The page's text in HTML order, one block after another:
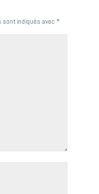
sont indiqués avec *